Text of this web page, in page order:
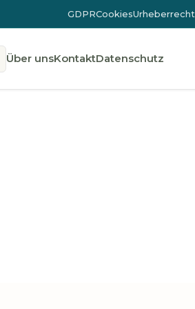
GDPRCookiesUrheberrecht
Über unsKontaktDatenschutz